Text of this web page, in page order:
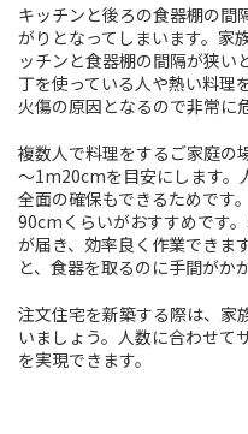
キッチンと後ろの食器棚の間
がりとなってしまいます。家
ッチンと食器棚の間隔が狭い
丁を使っている人や熱い料理
火傷の原因となるので非常に
複数人で料理をするご家庭の
～1m20cmを目安にします。
全面の確保もできるためです
90cmくらいがおすすめです
が届き、効率良く作業できま
と、食器を取るのに手間がか
注文住宅を新築する際は、家
いましょう。人数に合わせて
を実現できます。